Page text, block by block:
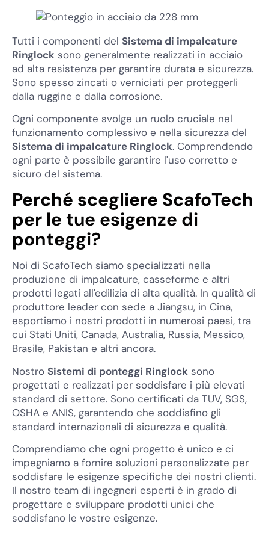
Tutti i componenti del Sistema di impalcature
Ringlock sono generalmente realizzati in acciaio
ad alta resistenza per garantire durata e sicurezza.
Sono spesso zincati o verniciati per proteggerli
dalla ruggine e dalla corrosione.
Ogni componente svolge un ruolo cruciale nel
funzionamento complessivo e nella sicurezza del
Sistema di impalcature Ringlock. Comprendendo
ogni parte è possibile garantire l'uso corretto e
sicuro del sistema.
Perché scegliere ScafoTech
per le tue esigenze di
ponteggi?
Noi di ScafoTech siamo specializzati nella
produzione di impalcature, casseforme e altri
prodotti legati all'edilizia di alta qualità. In qualità di
produttore leader con sede a Jiangsu, in Cina,
esportiamo i nostri prodotti in numerosi paesi, tra
cui Stati Uniti, Canada, Australia, Russia, Messico,
Brasile, Pakistan e altri ancora.
Nostro Sistemi di ponteggi Ringlock sono
progettati e realizzati per soddisfare i più elevati
standard di settore. Sono certificati da TUV, SGS,
OSHA e ANIS, garantendo che soddisfino gli
standard internazionali di sicurezza e qualità.
Comprendiamo che ogni progetto è unico e ci
impegniamo a fornire soluzioni personalizzate per
soddisfare le esigenze specifiche dei nostri clienti.
Il nostro team di ingegneri esperti è in grado di
progettare e sviluppare prodotti unici che
soddisfano le vostre esigenze.